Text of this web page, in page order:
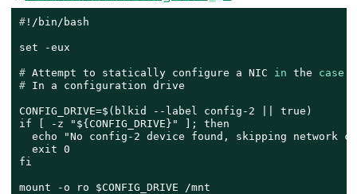
#!/bin/bash
# Attempt to statically configure a NIC in the case
# In a configuration drive
CONFIG_DRIVE=$(blkid --label config-2 || true)
if [ -z "${CONFIG_DRIVE}" ]; then
echo "No config-2 device found, skipping network
  exit 0
fi
mount -o ro $CONFIG_DRIVE /mnt